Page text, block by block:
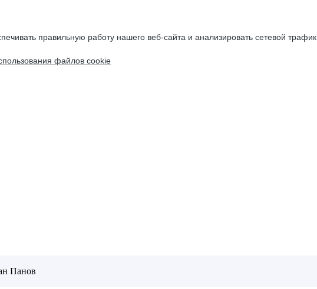
правильную работу нашего веб-сайта и анализировать сетевой трафик.
файлов cookie
Панов